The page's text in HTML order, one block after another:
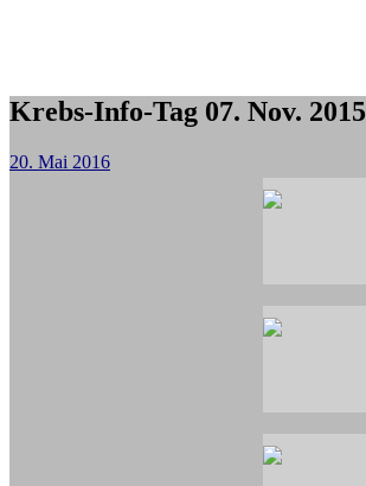
Krebs-Info-Tag 07. Nov. 2015
20. Mai 2016